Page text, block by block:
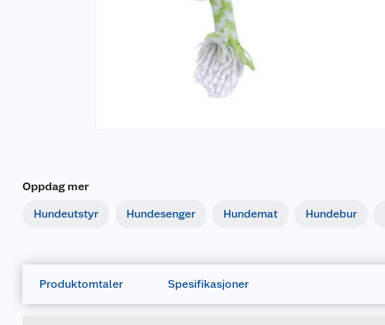
Oppdag mer
Hundeutstyr Hundesenger Hundemat Hundebur
Produktomtaler Spesifikasjoner
Generelt